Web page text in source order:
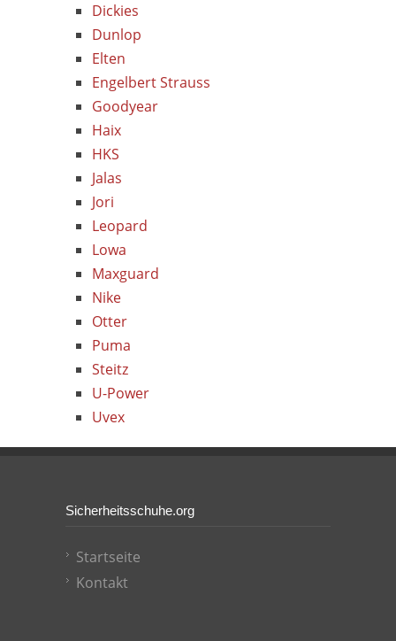
Dickies
Dunlop
Elten
Engelbert Strauss
Goodyear
Haix
HKS
Jalas
Jori
Leopard
Lowa
Maxguard
Nike
Otter
Puma
Steitz
U-Power
Uvex
Sicherheitsschuhe.org
Startseite
Kontakt